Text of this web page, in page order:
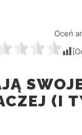
Oceń
(I